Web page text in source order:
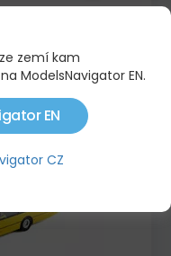
PRE LETISKO
zemí kam
ModelsNavigator EN.
EN
CZ